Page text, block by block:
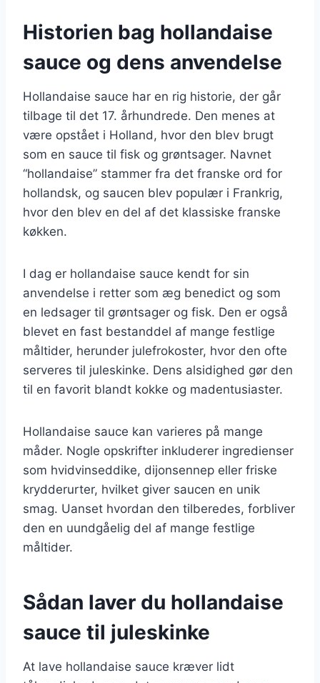
Historien bag hollandaise
sauce og dens anvendelse
Hollandaise sauce har en rig historie, der går
tilbage til det 17. århundrede. Den menes at
være opstået i Holland, hvor den blev brugt
som en sauce til fisk og grøntsager. Navnet
“hollandaise” stammer fra det franske ord for
hollandsk, og saucen blev populær i Frankrig,
hvor den blev en del af det klassiske franske
køkken.
I dag er hollandaise sauce kendt for sin
anvendelse i retter som æg benedict og som
en ledsager til grøntsager og fisk. Den er også
blevet en fast bestanddel af mange festlige
måltider, herunder julefrokoster, hvor den ofte
serveres til juleskinke. Dens alsidighed gør den
til en favorit blandt kokke og madentusiaster.
Hollandaise sauce kan varieres på mange
måder. Nogle opskrifter inkluderer ingredienser
som hvidvinseddike, dijonsennep eller friske
krydderurter, hvilket giver saucen en unik
smag. Uanset hvordan den tilberedes, forbliver
den en uundgåelig del af mange festlige
måltider.
Sådan laver du hollandaise
sauce til juleskinke
At lave hollandaise sauce kræver lidt